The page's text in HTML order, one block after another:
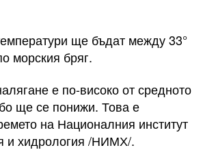
ще бъдат между 33°
морския бряг.
е по-високо от средното
ще се понижи. Това е
на Националния институт
и хидрология /НИМХ/.